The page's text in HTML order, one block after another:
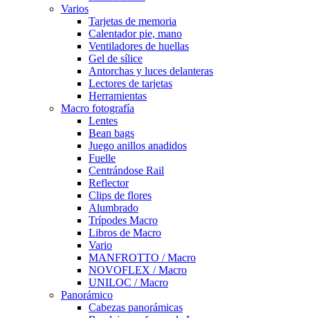
Varios
Tarjetas de memoria
Calentador pie, mano
Ventiladores de huellas
Gel de sílice
Antorchas y luces delanteras
Lectores de tarjetas
Herramientas
Macro fotografía
Lentes
Bean bags
Juego anillos anadidos
Fuelle
Centrándose Rail
Reflector
Clips de flores
Alumbrado
Trípodes Macro
Libros de Macro
Vario
MANFROTTO / Macro
NOVOFLEX / Macro
UNILOC / Macro
Panorámico
Cabezas panorámicas